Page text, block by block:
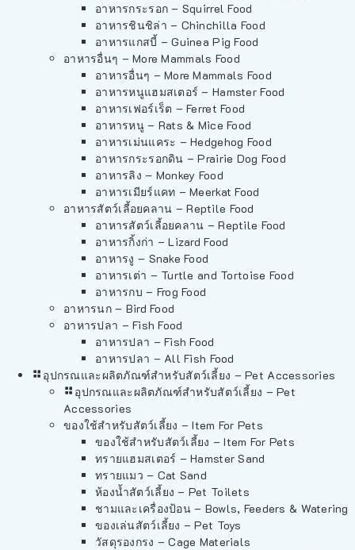
อาหารกระรอก – Squirrel Food
อาหารชินชิล่า – Chinchilla Food
อาหารแกสบี้ – Guinea Pig Food
อาหารอื่นๆ – More Mammals Food
อาหารอื่นๆ – More Mammals Food
อาหารหนูแฮมสเตอร์ – Hamster Food
อาหารเฟอร์เร็ต – Ferret Food
อาหารหนู – Rats & Mice Food
อาหารเม่นแคระ – Hedgehog Food
อาหารกระรอกดิน – Prairie Dog Food
อาหารลิง – Monkey Food
อาหารเมียร์แคท – Meerkat Food
อาหารสัตว์เลี้อยคลาน – Reptile Food
อาหารสัตว์เลี้อยคลาน – Reptile Food
อาหารกิ้งก่า – Lizard Food
อาหารงู – Snake Food
อาหารเต่า – Turtle and Tortoise Food
อาหารกบ – Frog Food
อาหารนก – Bird Food
อาหารปลา – Fish Food
อาหารปลา – Fish Food
อาหารปลา – All Fish Food
อุปกรณและผลิตภัณฑ์สำหรับสัตว์เลี้ยง – Pet Accessories
อุปกรณและผลิตภัณฑ์สำหรับสัตว์เลี้ยง – Pet
Accessories
ของใช้สำหรับสัตว์เลี้ยง – Item For Pets
ของใช้สำหรับสัตว์เลี้ยง – Item For Pets
ทรายแฮมสเตอร์ – Hamster Sand
ทรายแมว – Cat Sand
ห้องน้ำสัตว์เลี้ยง – Pet Toilets
ชามและเครื่องป้อน – Bowls, Feeders & Watering
ของเล่นสัตว์เลี้ยง – Pet Toys
วัสดุรองกรง – Cage Materials